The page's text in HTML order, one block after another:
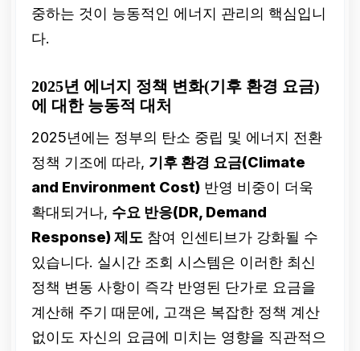
중하는 것이 능동적인 에너지 관리의 핵심입니
다.
2025년 에너지 정책 변화(기후 환경 요금)
에 대한 능동적 대처
2025년에는 정부의 탄소 중립 및 에너지 전환
정책 기조에 따라, 기후 환경 요금(Climate
and Environment Cost) 반영 비중이 더욱
확대되거나, 수요 반응(DR, Demand
Response) 제도 참여 인센티브가 강화될 수
있습니다. 실시간 조회 시스템은 이러한 최신
정책 변동 사항이 즉각 반영된 단가로 요금을
계산해 주기 때문에, 고객은 복잡한 정책 계산
없이도 자신의 요금에 미치는 영향을 직관적으